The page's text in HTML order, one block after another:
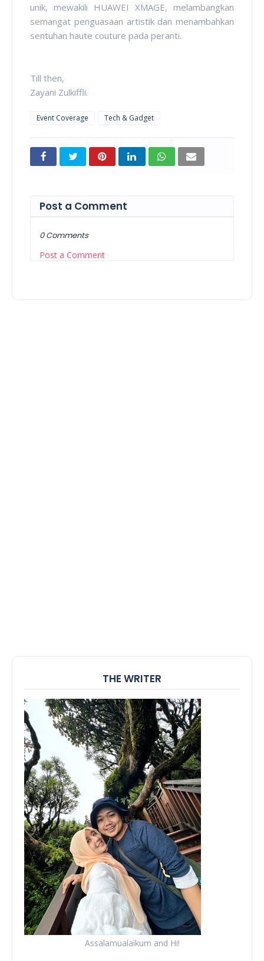
unik, mewakili HUAWEI XMAGE, melambangkan
semangat penguasaan artistik dan menambahkan
sentuhan haute couture pada peranti.
Till then,
Zayani Zulkiffli.
Event Coverage Tech & Gadget
Post a Comment
0 Comments
Post a Comment
THE WRITER
Assalamualaikum and Hi!